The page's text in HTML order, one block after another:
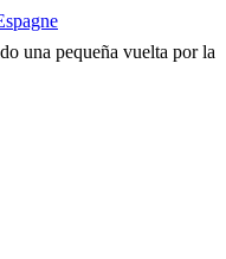
una pequeña vuelta por la